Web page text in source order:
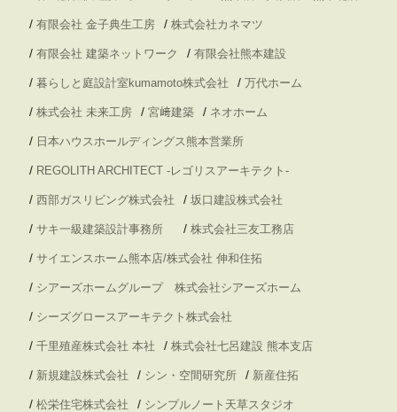
/ 有限会社 金子典生工房 / 株式会社カネマツ
/ 有限会社 建築ネットワーク / 有限会社熊本建設
/ 暮らしと庭設計室kumamoto株式会社 / 万代ホーム
/ 株式会社 未来工房 / 宮﨑建築 / ネオホーム
/ 日本ハウスホールディングス熊本営業所
/ REGOLITH ARCHITECT -レゴリスアーキテクト-
/ 西部ガスリビング株式会社 / 坂口建設株式会社
/ サキ一級建築設計事務所 / 株式会社三友工務店
/ サイエンスホーム熊本店/株式会社 伸和住拓
/ シアーズホームグループ 株式会社シアーズホーム
/ シーズグロースアーキテクト株式会社
/ 千里殖産株式会社 本社 / 株式会社七呂建設 熊本支店
/ 新規建設株式会社 / シン・空間研究所 / 新産住拓
/ 松栄住宅株式会社 / シンプルノート天草スタジオ